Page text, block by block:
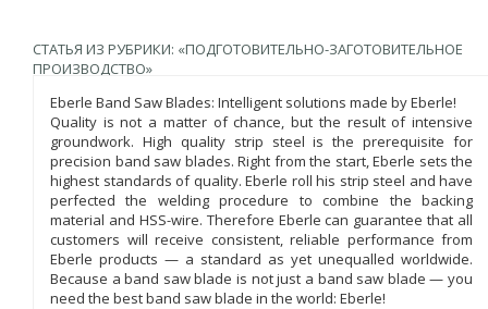
СТАТЬЯ ИЗ РУБРИКИ: «ПОДГОТОВИТЕЛЬНО-ЗАГОТОВИТЕЛЬНОЕ
ПРОИЗВОДСТВО»
Eberle Band Saw Blades: Intelligent solutions made by Eberle!
Quality is not a matter of chance, but the result of intensive
groundwork. High quality strip steel is the prerequisite for
precision band saw blades. Right from the start, Eberle sets the
highest standards of quality. Eberle roll his strip steel and have
perfected the welding procedure to combine the backing
material and HSS-wire. Therefore Eberle can guarantee that all
customers will receive consistent, reliable performance from
Eberle products — a standard as yet unequalled worldwide.
Because a band saw blade is not just a band saw blade — you
need the best band saw blade in the world: Eberle!